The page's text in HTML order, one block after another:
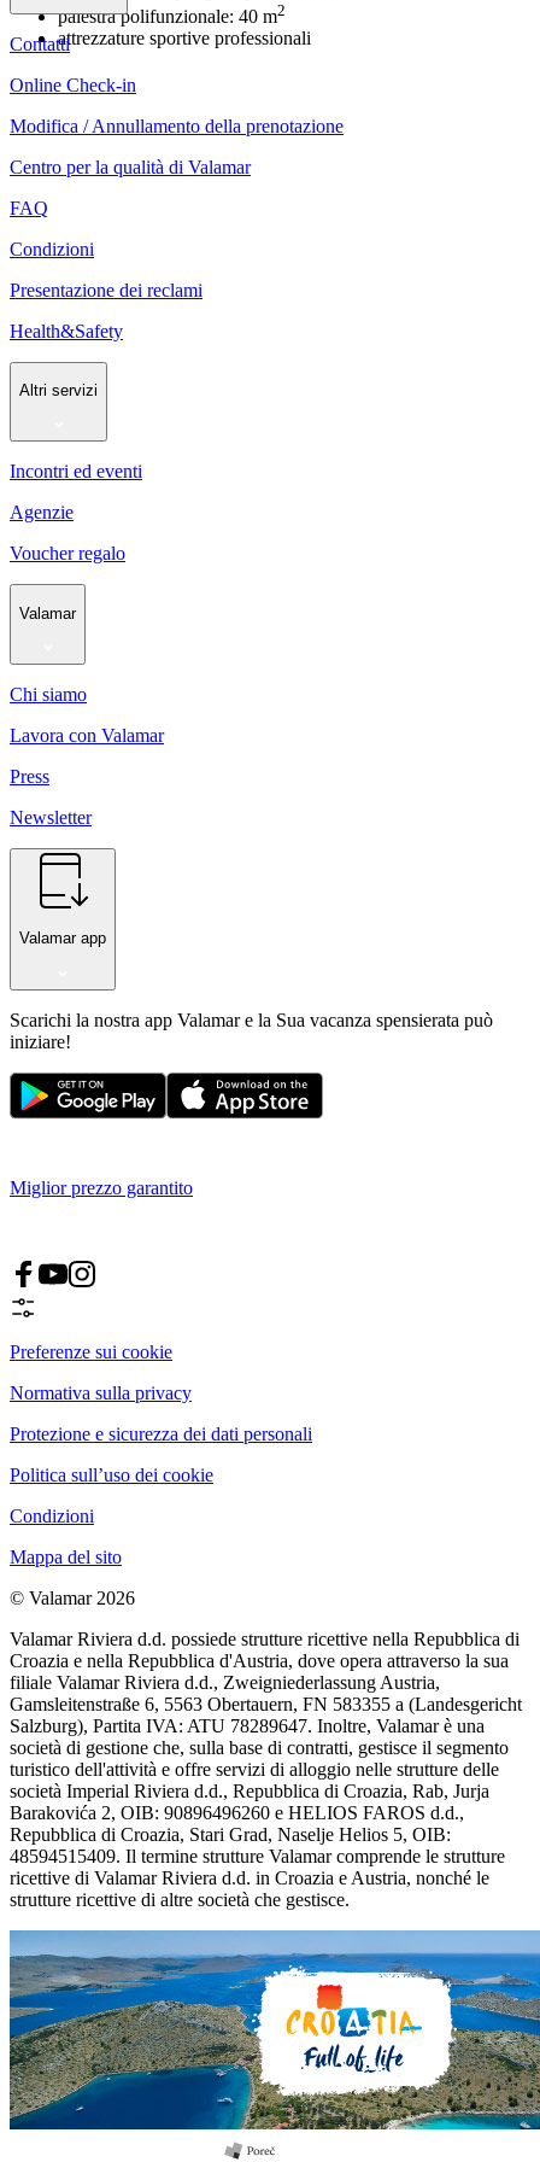
palestra polifunzionale: 40 m2
attrezzature sportive professionali
Contatti
Online Check-in
Modifica / Annullamento della prenotazione
Centro per la qualità di Valamar
FAQ
Condizioni
Presentazione dei reclami
Health&Safety
Altri servizi
Incontri ed eventi
Agenzie
Voucher regalo
Valamar
Chi siamo
Lavora con Valamar
Press
Newsletter
Valamar app
Scarichi la nostra app Valamar e la Sua vacanza spensierata può
iniziare!
Miglior prezzo garantito
Preferenze sui cookie
Normativa sulla privacy
Protezione e sicurezza dei dati personali
Politica sull’uso dei cookie
Condizioni
Mappa del sito
© Valamar 2026
Valamar Riviera d.d. possiede strutture ricettive nella Repubblica di
Croazia e nella Repubblica d'Austria, dove opera attraverso la sua
filiale Valamar Riviera d.d., Zweigniederlassung Austria,
Gamsleitenstraße 6, 5563 Obertauern, FN 583355 a (Landesgericht
Salzburg), Partita IVA: ATU 78289647. Inoltre, Valamar è una
società di gestione che, sulla base di contratti, gestisce il segmento
turistico dell'attività e offre servizi di alloggio nelle strutture delle
società Imperial Riviera d.d., Repubblica di Croazia, Rab, Jurja
Barakovića 2, OIB: 90896496260 e HELIOS FAROS d.d.,
Repubblica di Croazia, Stari Grad, Naselje Helios 5, OIB:
48594515409. Il termine strutture Valamar comprende le strutture
ricettive di Valamar Riviera d.d. in Croazia e Austria, nonché le
strutture ricettive di altre società che gestisce.